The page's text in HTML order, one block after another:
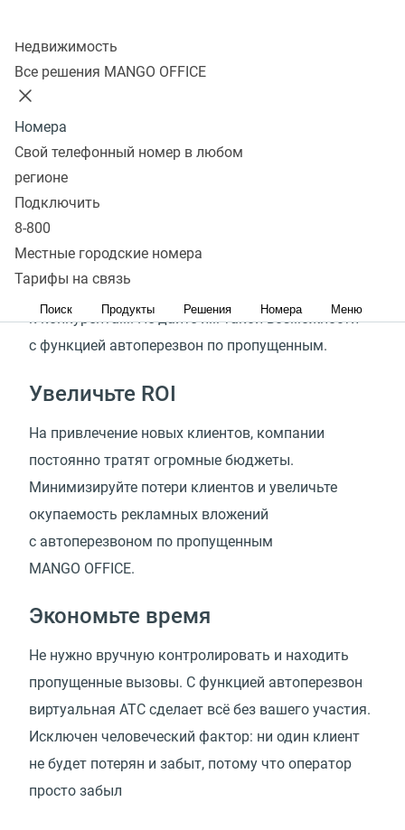
Недвижимость
Все решения MANGO OFFICE
Номера
Свой телефонный номер в любом
регионе
Подключить
8-800
Местные городские номера
Тарифы на связь
Поиск Продукты Решения Номера Меню
Получите максимум
с автоперезвоном
по пропущенным
Уменьшите отток клиентов
Клиенты не любят ждать, поэтому если быстро
не получают ответа, то тут же уходят за решением
к конкурентам. Не дайте им такой возможности
с функцией автоперезвон по пропущенным.
Увеличьте ROI
На привлечение новых клиентов, компании
постоянно тратят огромные бюджеты.
Минимизируйте потери клиентов и увеличьте
окупаемость рекламных вложений
с автоперезвоном по пропущенным
MANGO OFFICE.
Экономьте время
Не нужно вручную контролировать и находить
пропущенные вызовы. С функцией автоперезвон
виртуальная АТС сделает всё без вашего участия.
Исключен человеческий фактор: ни один клиент
не будет потерян и забыт, потому что оператор
просто забыл